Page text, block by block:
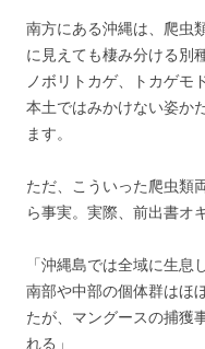
南方にある沖縄は、爬虫
に見えても棲み分ける別
ノボリトカゲ、トカゲモ
本土ではみかけない姿か
ます。
ただ、こういった爬虫類
ら事実。実際、前出書オ
「沖縄島では全域に生息
南部や中部の個体群はほ
たが、マングースの捕獲
れる」